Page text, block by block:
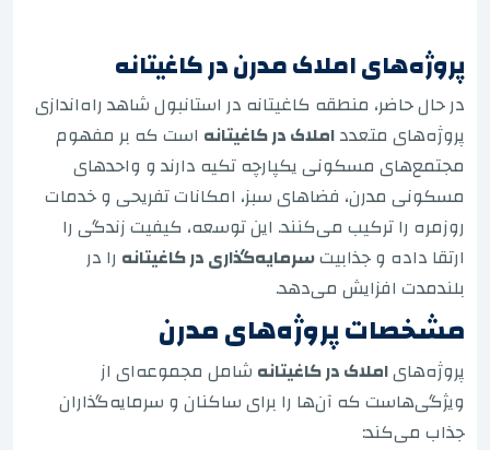
پروژه‌های املاک مدرن در کاغیتانه
در حال حاضر، منطقه کاغیتانه در استانبول شاهد راه‌اندازی
پروژه‌های متعدداملاک در کاغیتانه است که بر مفهوم
مجتمع‌های مسکونی یکپارچه تکیه دارند و واحدهای
مسکونی مدرن، فضاهای سبز، امکانات تفریحی و خدمات
روزمره را ترکیب می‌کنند. این توسعه، کیفیت زندگی را
ارتقا داده و جذابیتسرمایه‌گذاری در کاغیتانه را در
بلندمدت افزایش می‌دهد.
مشخصات پروژه‌های مدرن
پروژه‌هایاملاک در کاغیتانه شامل مجموعه‌ای از
ویژگی‌هاست که آن‌ها را برای ساکنان و سرمایه‌گذاران
جذاب می‌کند: